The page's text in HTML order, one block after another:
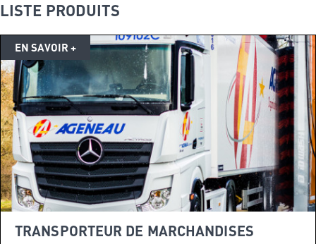
LISTE PRODUITS
TRANSPORTEUR DE MARCHANDISES